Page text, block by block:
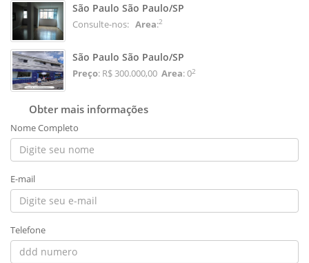
São Paulo São Paulo/SP
Consulte-nos: Area:2
São Paulo São Paulo/SP
Preço: R$ 300.000,00 Area: 02
Obter mais informações
Nome Completo
E-mail
Telefone